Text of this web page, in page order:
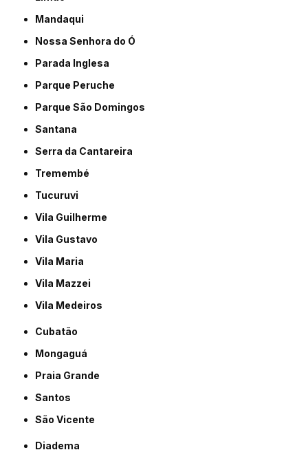
Mandaqui
Nossa Senhora do Ó
Parada Inglesa
Parque Peruche
Parque São Domingos
Santana
Serra da Cantareira
Tremembé
Tucuruvi
Vila Guilherme
Vila Gustavo
Vila Maria
Vila Mazzei
Vila Medeiros
Cubatão
Mongaguá
Praia Grande
Santos
São Vicente
Diadema